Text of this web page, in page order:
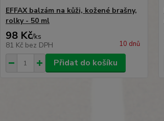
EFFAX balzám na kůži, kožené brašny,
rolky - 50 ml
98 Kč/ks
81 Kč bez DPH 10 dnů
Přidat do košíku